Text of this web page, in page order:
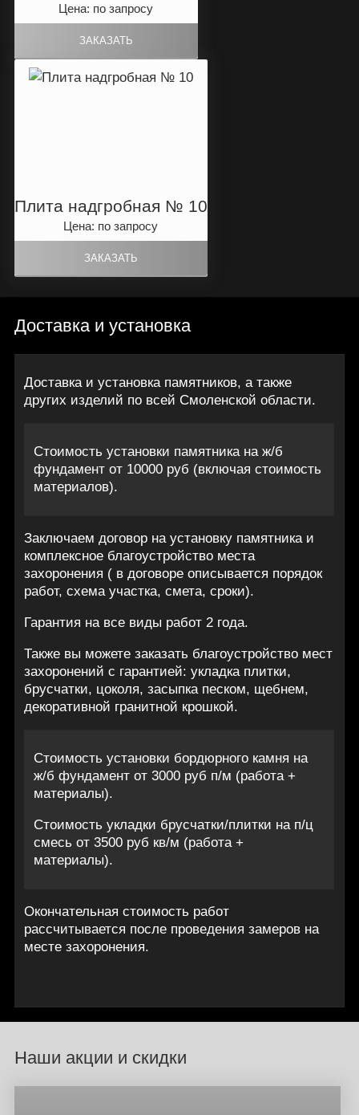
Цена: по запросу
Плита надгробная № 10
Цена: по запросу
Доставка и установка
Доставка и установка памятников, а также
других изделий по всей Смоленской области.
Стоимость установки памятника на ж/б
фундамент от 10000 руб (включая стоимость
материалов).
Заключаем договор на установку памятника и
комплексное благоустройство места
захоронения ( в договоре описывается порядок
работ, схема участка, смета, сроки).
Гарантия на все виды работ 2 года.
Также вы можете заказать благоустройство мест
захоронений с гарантией: укладка плитки,
брусчатки, цоколя, засыпка песком, щебнем,
декоративной гранитной крошкой.
Стоимость установки бордюрного камня на
ж/б фундамент от 3000 руб п/м (работа +
материалы).
Стоимость укладки брусчатки/плитки на п/ц
смесь от 3500 руб кв/м (работа +
материалы).
Окончательная стоимость работ
рассчитывается после проведения замеров на
месте захоронения.
Наши акции и скидки